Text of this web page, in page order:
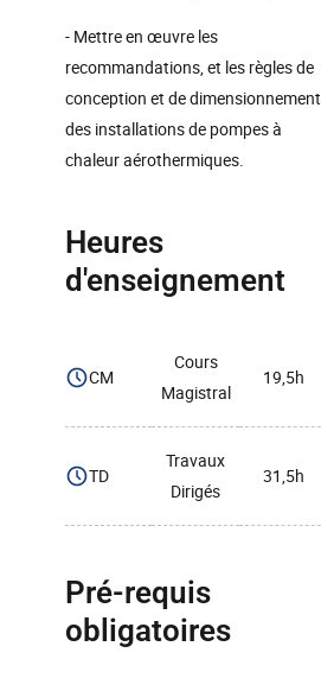
- Mettre en œuvre les
recommandations, et les règles de
conception et de dimensionnement
des installations de pompes à
chaleur aérothermiques.
Heures
d'enseignement
CM
Cours
Magistral
19,5h
TD
Travaux
Dirigés
31,5h
Pré-requis
obligatoires